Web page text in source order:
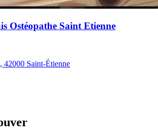
Ostéopathe Saint Etienne
42000 Saint-Étienne